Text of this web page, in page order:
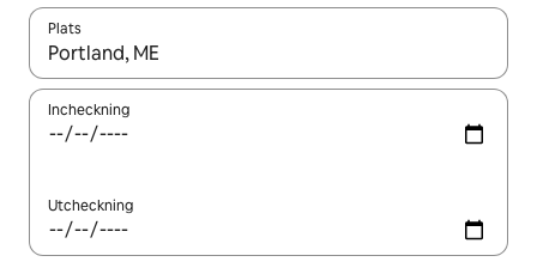
Plats
När resultaten är tillgängliga kan du navigera med upp- och
Incheckning
Utcheckning